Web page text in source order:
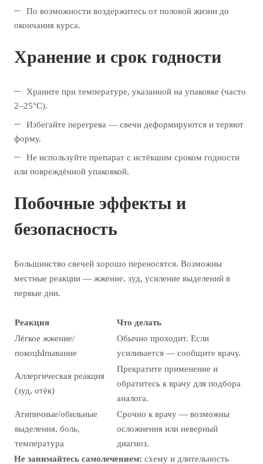
По возможности воздержитесь от половой жизни до
окончания курса.
Хранение и срок годности
Храните при температуре, указанной на упаковке (часто
2–25°C).
Избегайте перегрева — свечи деформируются и теряют
форму.
Не используйте препарат с истёкшим сроком годности
или повреждённой упаковкой.
Побочные эффекты и
безопасность
Большинство свечей хорошо переносятся. Возможны
местные реакции — жжение, зуд, усиление выделений в
первые дни.
Реакция
Что делать
Лёгкое жжение/
покоцЫпывание
Обычно проходит. Если
усиливается — сообщите врачу.
Аллергическая реакция
(зуд, отёк)
Прекратите применение и
обратитесь к врачу для подбора
аналога.
Атипичные/обильные
выделения, боль,
температура
Срочно к врачу — возможны
осложнения или неверный
диагноз.
Не занимайтесь самолечением: схему и длительность